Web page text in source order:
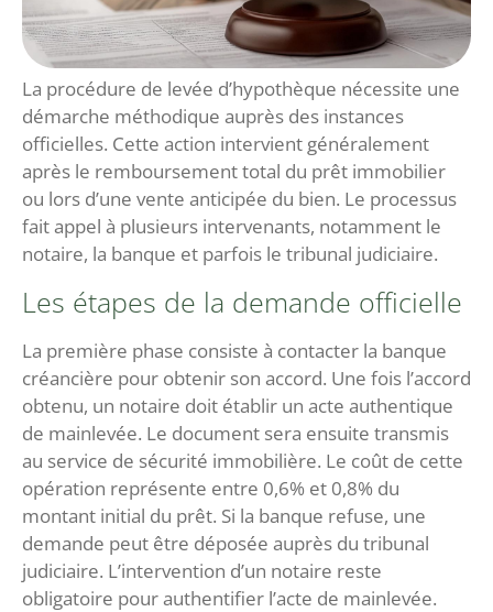
La procédure de levée d’hypothèque nécessite une
démarche méthodique auprès des instances
officielles. Cette action intervient généralement
après le remboursement total du prêt immobilier
ou lors d’une vente anticipée du bien. Le processus
fait appel à plusieurs intervenants, notamment le
notaire, la banque et parfois le tribunal judiciaire.
Les étapes de la demande officielle
La première phase consiste à contacter la banque
créancière pour obtenir son accord. Une fois l’accord
obtenu, un notaire doit établir un acte authentique
de mainlevée. Le document sera ensuite transmis
au service de sécurité immobilière. Le coût de cette
opération représente entre 0,6% et 0,8% du
montant initial du prêt. Si la banque refuse, une
demande peut être déposée auprès du tribunal
judiciaire. L’intervention d’un notaire reste
obligatoire pour authentifier l’acte de mainlevée.